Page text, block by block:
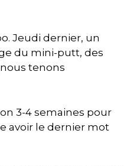
Jeudi dernier, un
du mini-putt, des
tenons
3-4 semaines pour
avoir le dernier mot